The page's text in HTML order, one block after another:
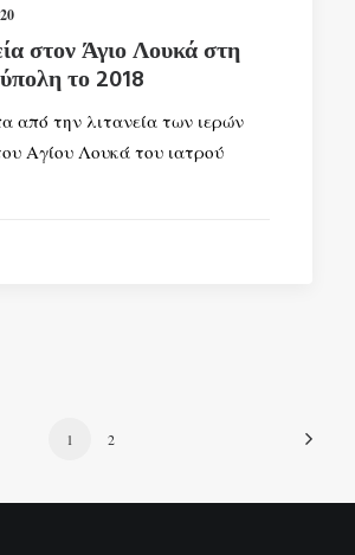
στον Άγιο Λουκά στη
το 2018
από την λιτανεία των ιερών
Αγίου Λουκά του ιατρού
1 2